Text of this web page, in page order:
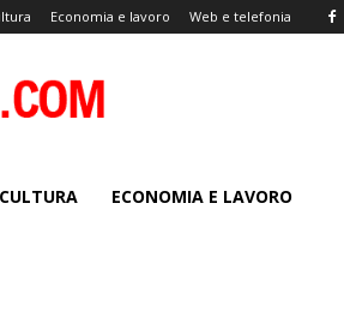
Economia e lavoro Web e telefonia
ECONOMIA E LAVORO